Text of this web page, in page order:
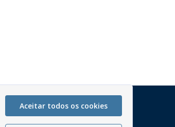
Mapa do Site
Perguntas frequentes
Aceitar todos os cookies